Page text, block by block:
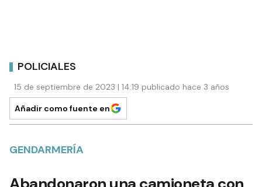
POLICIALES
15 de septiembre de 2023 | 14:19 publicado hace 3 años
Añadir como fuente en
GENDARMERÍA